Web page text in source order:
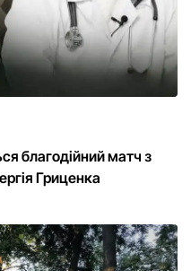
благодійний матч з
Гриценка